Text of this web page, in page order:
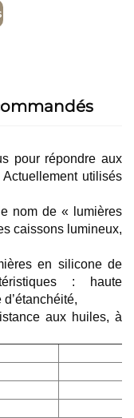
pour répondre aux
utilisés
nom de « lumières
caissons lumineux,
en silicone de
: haute
aux huiles, à